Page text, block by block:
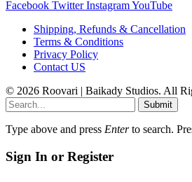
Facebook Twitter InstagramYouTube
Shipping, Refunds & Cancellation
Terms & Conditions
Privacy Policy
Contact US
© 2026 Roovari | Baikady Studios. All
Submit
Type above and press Enterto search.
Sign In or Register